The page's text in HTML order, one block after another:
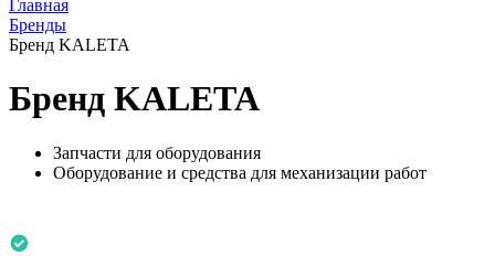
Главная
Бренды
Бренд KALETA
Бренд KALETA
Запчасти для оборудования
Оборудование и средства для механизации работ